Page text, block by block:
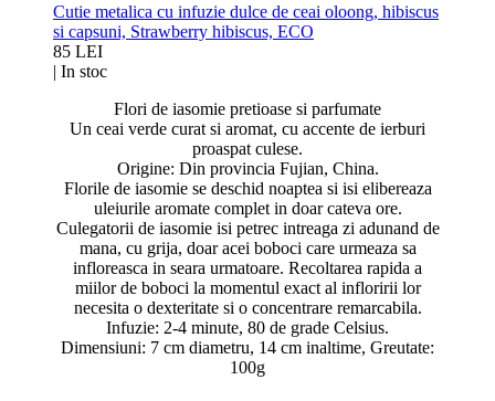
Cutie metalica cu infuzie dulce de ceai oloong, hibiscus
si capsuni, Strawberry hibiscus, ECO
85 LEI
| In stoc
Flori de iasomie pretioase si parfumate
Un ceai verde curat si aromat, cu accente de ierburi
proaspat culese.
Origine: Din provincia Fujian, China.
Florile de iasomie se deschid noaptea si isi elibereaza
uleiurile aromate complet in doar cateva ore.
Culegatorii de iasomie isi petrec intreaga zi adunand de
mana, cu grija, doar acei boboci care urmeaza sa
infloreasca in seara urmatoare. Recoltarea rapida a
miilor de boboci la momentul exact al infloririi lor
necesita o dexteritate si o concentrare remarcabila.
Infuzie: 2-4 minute, 80 de grade Celsius.
Dimensiuni: 7 cm diametru, 14 cm inaltime, Greutate:
100g